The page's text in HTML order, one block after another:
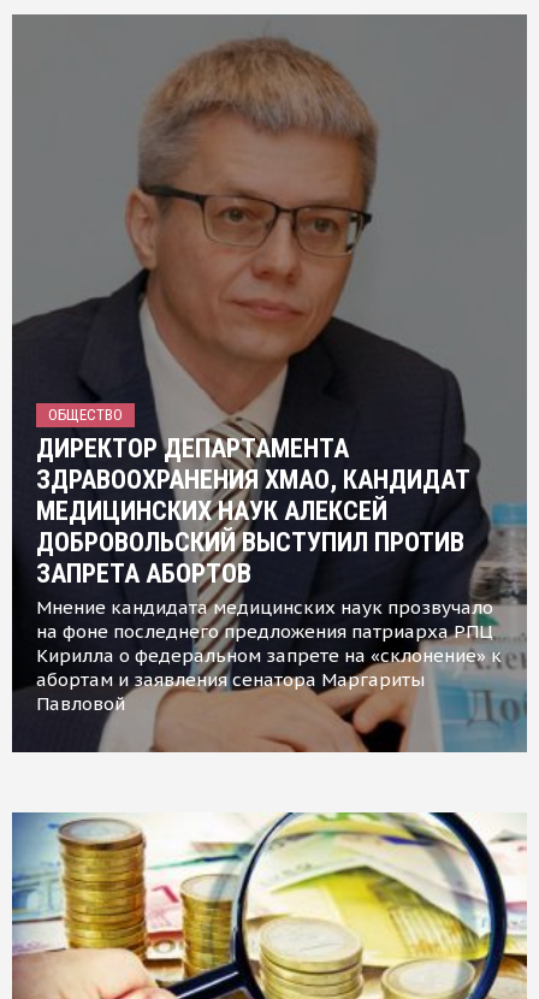
ОБЩЕСТВО
ДИРЕКТОР ДЕПАРТАМЕНТА
ЗДРАВООХРАНЕНИЯ ХМАО, КАНДИДАТ
МЕДИЦИНСКИХ НАУК АЛЕКСЕЙ
ДОБРОВОЛЬСКИЙ ВЫСТУПИЛ ПРОТИВ
ЗАПРЕТА АБОРТОВ
Мнение кандидата медицинских наук прозвучало
на фоне последнего предложения патриарха РПЦ
Кирилла о федеральном запрете на «склонение» к
абортам и заявления сенатора Маргариты
Павловой